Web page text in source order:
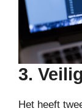
3.
Het heeft